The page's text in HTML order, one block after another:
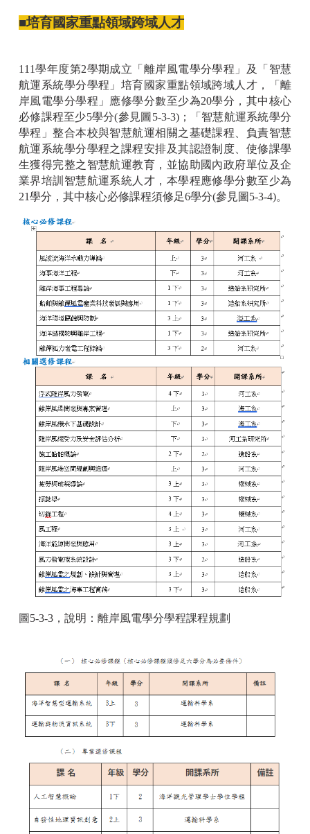
■培育國家重點領域跨域人才
111學年度第2學期成立「離岸風電學分學程」及「智慧
航運系統學分學程」培育國家重點領域跨域人才，「離
岸風電學分學程」應修學分數至少為20學分，其中核心
必修課程至少5學分(參見圖5-3-3)；「智慧航運系統學分
學程」整合本校與智慧航運相關之基礎課程、負責智慧
航運系統學分學程之課程安排及其認證制度、使修課學
生獲得完整之智慧航運教育，並協助國內政府單位及企
業界培訓智慧航運系統人才，本學程應修學分數至少為
21學分，其中核心必修課程須修足6學分(參見圖5-3-4)。
圖5-3-3，說明：離岸風電學分學程課程規劃